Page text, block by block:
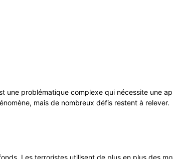
une problématique complexe qui nécessite une
mais de nombreux défis restent à relever.
Les terroristes utilisent de plus en plus des